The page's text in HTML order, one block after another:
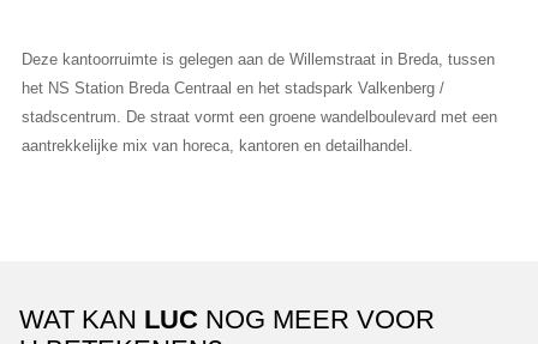
Deze kantoorruimte is gelegen aan de Willemstraat in Breda, tussen
het NS Station Breda Centraal en het stadspark Valkenberg /
stadscentrum. De straat vormt een groene wandelboulevard met een
aantrekkelijke mix van horeca, kantoren en detailhandel.
WAT KAN LUC NOG MEER VOOR